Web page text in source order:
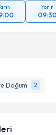
Doğum
2
Talebini
Yarın
09:30